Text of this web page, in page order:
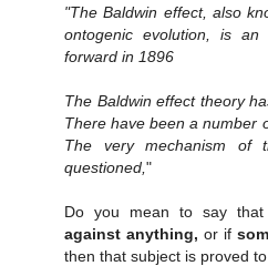
"The Baldwin effect, also
ontogenic evolution, is
forward in 1896
The Baldwin effect theory
There have been a number
The very mechanism of
questioned, "
Do you mean to say
against anything, or if
then that subject is proved